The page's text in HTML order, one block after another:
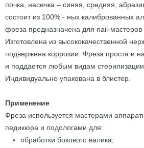
почка, насечка – синяя, средняя,
состоит из 100% - ных калиброванных
фреза предназначена для nail-мастеров
Изготовлена из высококачественной
подвержена коррозии. Фреза проста и
и поддается любым видам
Индивидуально упакована в блистер.
Применение
Фреза используется мастерами
педикюра и подологами для:
обработки бокового валика;